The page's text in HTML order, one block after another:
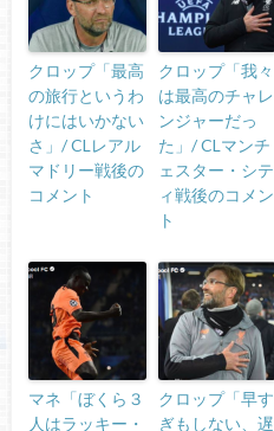
クロップ「最高
の旅行というわ
けにはいかない
さ」/ CLレアル
マドリー戦後の
コメント
クロップ「我々
は最高のチャレ
ンジャーだっ
た」/ CLマンチ
ェスター・シテ
ィ戦後のコメン
ト
マネ「ぼくら３
人はラッキー・
クロップ「早す
ぎもしない、遅